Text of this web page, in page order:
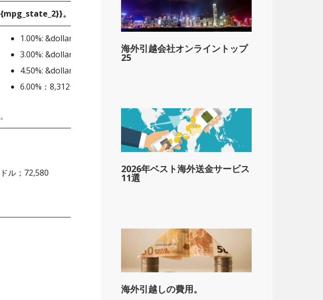
{mpg_state_2}}。
1.00%: &dollar;0-&dollar;1,662
3.00%: &dollar;1,663-&dollar;4,987
4.50%: &dollar;4,988-&dollar;8,311
6.00%：8,312+ドル
。
ドル；72,580
海外引越会社オンライントップ
25
2026年ベスト海外送金サービス
11選
海外引越しの費用。